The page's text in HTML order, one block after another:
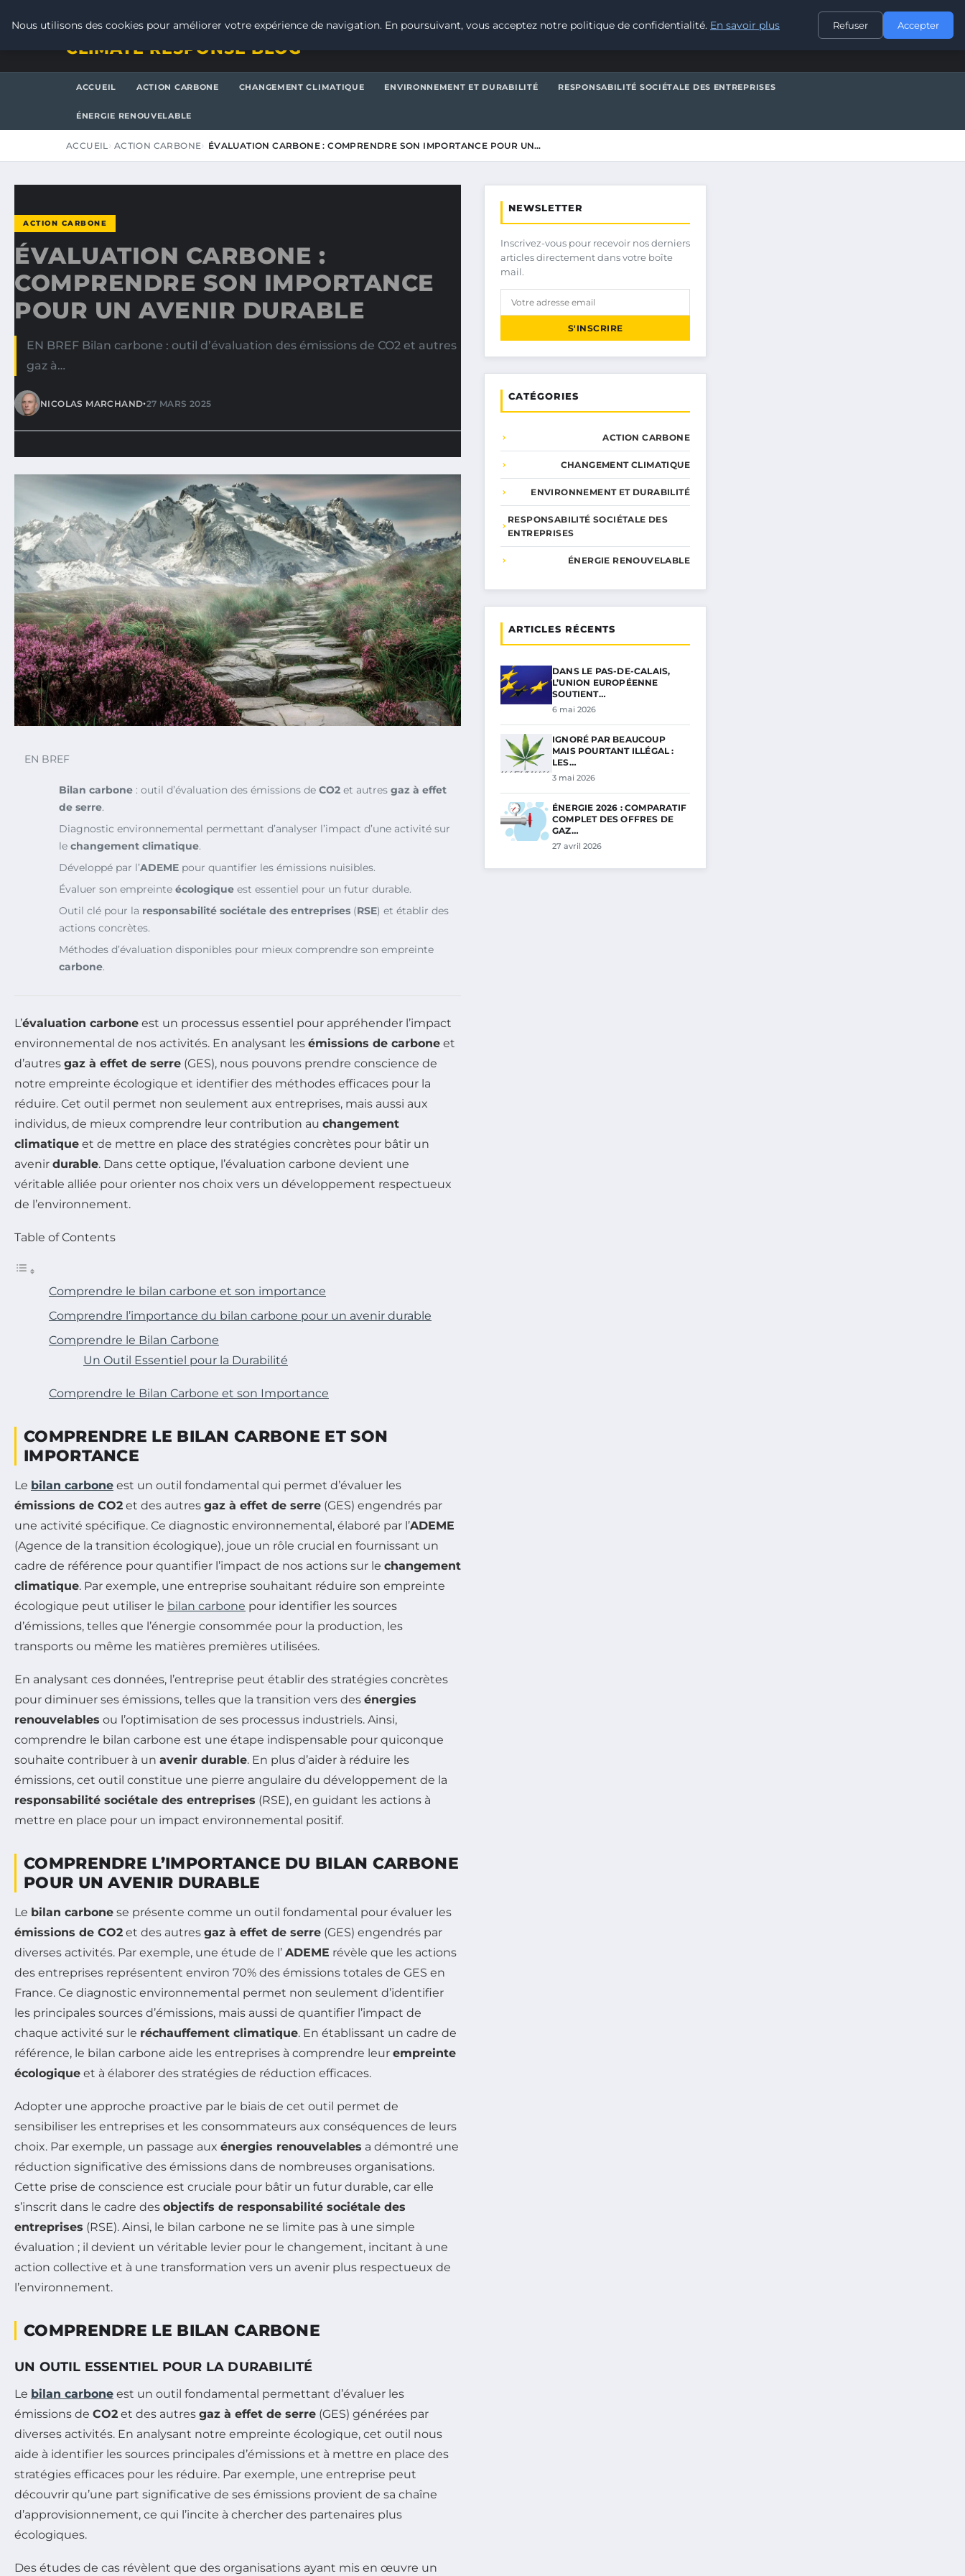
CONTACT
CLIMATE RESPONSE BLOG
ACCUEIL ACTION CARBONE CHANGEMENT CLIMATIQUE ENVIRONNEMENT ET DURABILITÉ RESPONSABILITÉ SOCIÉTALE DES ENTREPRISES
ÉNERGIE RENOUVELABLE
ACCUEIL ACTION CARBONE ÉVALUATION CARBONE : COMPRENDRE SON IMPORTANCE POUR UN…
ACTION CARBONE
ÉVALUATION CARBONE :
COMPRENDRE SON IMPORTANCE
POUR UN AVENIR DURABLE
EN BREF Bilan carbone : outil d’évaluation des émissions de CO2 et autres
gaz à…
NICOLAS MARCHAND•27 MARS 2025
EN BREF
Bilan carbone : outil d’évaluation des émissions de CO2 et autres gaz à effet
de serre.
Diagnostic environnemental permettant d’analyser l’impact d’une activité sur
le changement climatique.
Développé par l’ADEME pour quantifier les émissions nuisibles.
Évaluer son empreinte écologique est essentiel pour un futur durable.
Outil clé pour la responsabilité sociétale des entreprises (RSE) et établir des
actions concrètes.
Méthodes d’évaluation disponibles pour mieux comprendre son empreinte
carbone.
L’évaluation carbone est un processus essentiel pour appréhender l’impact
environnemental de nos activités. En analysant les émissions de carbone et
d’autres gaz à effet de serre (GES), nous pouvons prendre conscience de
notre empreinte écologique et identifier des méthodes efficaces pour la
réduire. Cet outil permet non seulement aux entreprises, mais aussi aux
individus, de mieux comprendre leur contribution au changement
climatique et de mettre en place des stratégies concrètes pour bâtir un
avenir durable. Dans cette optique, l’évaluation carbone devient une
véritable alliée pour orienter nos choix vers un développement respectueux
de l’environnement.
Table of Contents
Comprendre le bilan carbone et son importance
Comprendre l’importance du bilan carbone pour un avenir durable
Comprendre le Bilan Carbone
Un Outil Essentiel pour la Durabilité
Comprendre le Bilan Carbone et son Importance
COMPRENDRE LE BILAN CARBONE ET SON
IMPORTANCE
Le bilan carbone est un outil fondamental qui permet d’évaluer les
émissions de CO2 et des autres gaz à effet de serre (GES) engendrés par
une activité spécifique. Ce diagnostic environnemental, élaboré par l’ADEME
(Agence de la transition écologique), joue un rôle crucial en fournissant un
cadre de référence pour quantifier l’impact de nos actions sur le changement
climatique. Par exemple, une entreprise souhaitant réduire son empreinte
écologique peut utiliser le bilan carbone pour identifier les sources
d’émissions, telles que l’énergie consommée pour la production, les
transports ou même les matières premières utilisées.
En analysant ces données, l’entreprise peut établir des stratégies concrètes
pour diminuer ses émissions, telles que la transition vers des énergies
renouvelables ou l’optimisation de ses processus industriels. Ainsi,
comprendre le bilan carbone est une étape indispensable pour quiconque
souhaite contribuer à un avenir durable. En plus d’aider à réduire les
émissions, cet outil constitue une pierre angulaire du développement de la
responsabilité sociétale des entreprises (RSE), en guidant les actions à
mettre en place pour un impact environnemental positif.
COMPRENDRE L’IMPORTANCE DU BILAN CARBONE
POUR UN AVENIR DURABLE
Le bilan carbone se présente comme un outil fondamental pour évaluer les
émissions de CO2 et des autres gaz à effet de serre (GES) engendrés par
diverses activités. Par exemple, une étude de l’ ADEME révèle que les actions
des entreprises représentent environ 70% des émissions totales de GES en
France. Ce diagnostic environnemental permet non seulement d’identifier
les principales sources d’émissions, mais aussi de quantifier l’impact de
chaque activité sur le réchauffement climatique. En établissant un cadre de
référence, le bilan carbone aide les entreprises à comprendre leur empreinte
écologique et à élaborer des stratégies de réduction efficaces.
Adopter une approche proactive par le biais de cet outil permet de
sensibiliser les entreprises et les consommateurs aux conséquences de leurs
choix. Par exemple, un passage aux énergies renouvelables a démontré une
réduction significative des émissions dans de nombreuses organisations.
Cette prise de conscience est cruciale pour bâtir un futur durable, car elle
s’inscrit dans le cadre des objectifs de responsabilité sociétale des
entreprises (RSE). Ainsi, le bilan carbone ne se limite pas à une simple
évaluation ; il devient un véritable levier pour le changement, incitant à une
action collective et à une transformation vers un avenir plus respectueux de
l’environnement.
COMPRENDRE LE BILAN CARBONE
UN OUTIL ESSENTIEL POUR LA DURABILITÉ
Le bilan carbone est un outil fondamental permettant d’évaluer les
émissions de CO2 et des autres gaz à effet de serre (GES) générées par
diverses activités. En analysant notre empreinte écologique, cet outil nous
aide à identifier les sources principales d’émissions et à mettre en place des
stratégies efficaces pour les réduire. Par exemple, une entreprise peut
découvrir qu’une part significative de ses émissions provient de sa chaîne
d’approvisionnement, ce qui l’incite à chercher des partenaires plus
écologiques.
Des études de cas révèlent que des organisations ayant mis en œuvre un
NEWSLETTER
Inscrivez-vous pour recevoir nos derniers
articles directement dans votre boîte
mail.
S'INSCRIRE
CATÉGORIES
ACTION CARBONE
CHANGEMENT CLIMATIQUE
ENVIRONNEMENT ET DURABILITÉ
RESPONSABILITÉ SOCIÉTALE DES
ENTREPRISES
ÉNERGIE RENOUVELABLE
ARTICLES RÉCENTS
DANS LE PAS-DE-CALAIS,
L’UNION EUROPÉENNE
SOUTIENT…
6 mai 2026
IGNORÉ PAR BEAUCOUP
MAIS POURTANT ILLÉGAL :
LES…
3 mai 2026
ÉNERGIE 2026 : COMPARATIF
COMPLET DES OFFRES DE
GAZ…
27 avril 2026
Nous utilisons des cookies pour améliorer votre expérience de navigation. En poursuivant, vous acceptez notre politique de confidentialité. En savoir plus Refuser Accepter